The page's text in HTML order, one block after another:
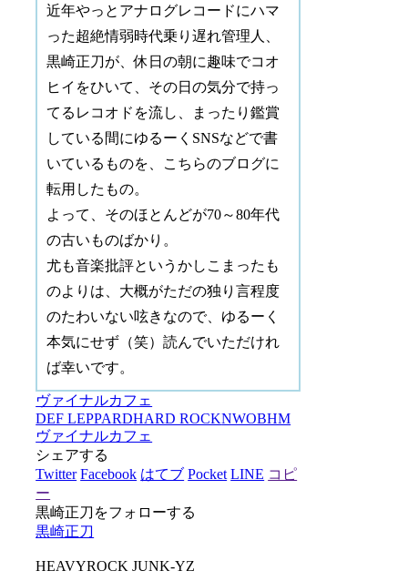
近年やっとアナログレコードにハマ
った超絶情弱時代乗り遅れ管理人、
黒崎正刀が、休日の朝に趣味でコオ
ヒイをひいて、その日の気分で持っ
てるレコオドを流し、まったり鑑賞
している間にゆるーくSNSなどで書
いているものを、こちらのブログに
転用したもの。
よって、そのほとんどが70～80年代
の古いものばかり。
尤も音楽批評というかしこまったも
のよりは、大概がただの独り言程度
のたわいない呟きなので、ゆるーく
本気にせず（笑）読んでいただけれ
ば幸いです。
ヴァイナルカフェ
DEF LEPPARDHARD ROCKNWOBHM
ヴァイナルカフェ
シェアする
Twitter Facebook はてブ Pocket LINE コピ
ー
黒崎正刀をフォローする
黒崎正刀
HEAVYROCK JUNK-YZ